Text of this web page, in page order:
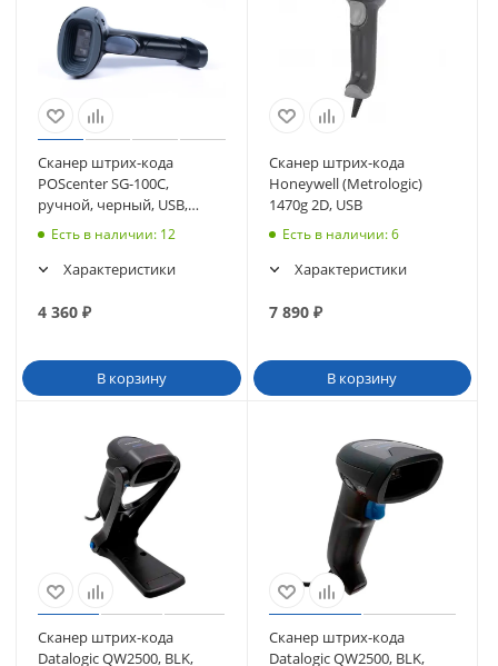
Сканер штрих-кода
POScenter SG-100C,
ручной, черный, USB,
кабель 2.0 м (3514)
Есть в наличии: 12
Характеристики
4 360 ₽
В корзину
Сканер штрих-кода
Honeywell (Metrologic)
1470g 2D, USB
Есть в наличии: 6
Характеристики
7 890₽
В корзину
Сканер штрих-кода
Datalogic QW2500, BLK,
Сканер штрих-кода
Datalogic QW2500, BLK,